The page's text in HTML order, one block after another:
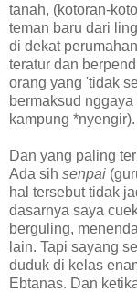
tanah, (kotoran-
teman baru dari
di dekat
teratur dan
orang yang 'tidak
bermaksud
kampung *nyengir).
Dan yang paling
Ada sih senpai
hal tersebut tidak
dasarnya saya
berguling,
lain. Tapi sayang
duduk di kelas
Ebtanas. Dan